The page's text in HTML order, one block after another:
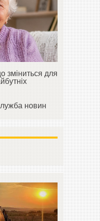
зміниться для
новин